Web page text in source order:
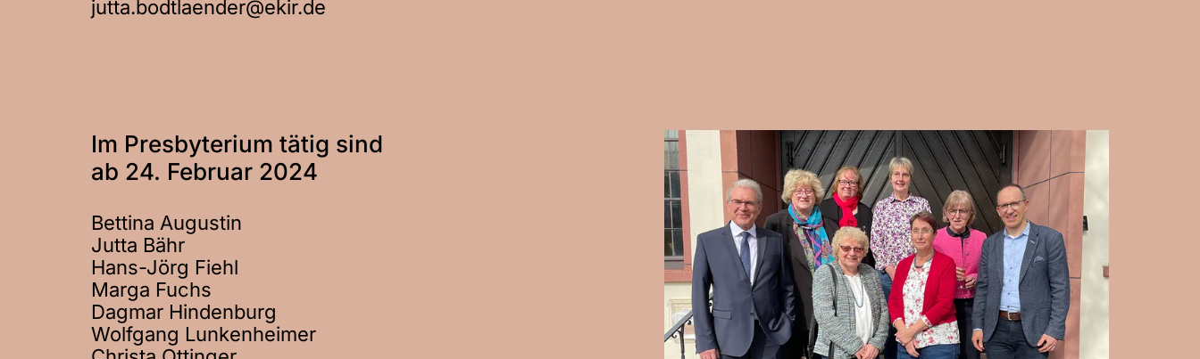
jutta.bodtlaender@ekir.de
Im Presbyterium tätig sind
ab 24. Februar 2024
Bettina Augustin
Jutta Bähr
Hans-Jörg Fiehl
Marga Fuchs
Dagmar Hindenburg
Wolfgang Lunkenheimer